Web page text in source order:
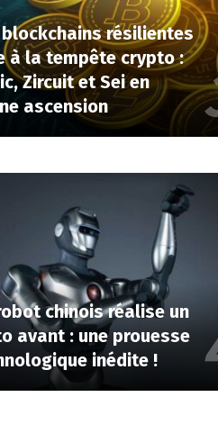
blockchains résilientes
à la tempête crypto :
Zircuit et Sei en
ascension
chinois réalise un
avant : une prouesse
inédite !